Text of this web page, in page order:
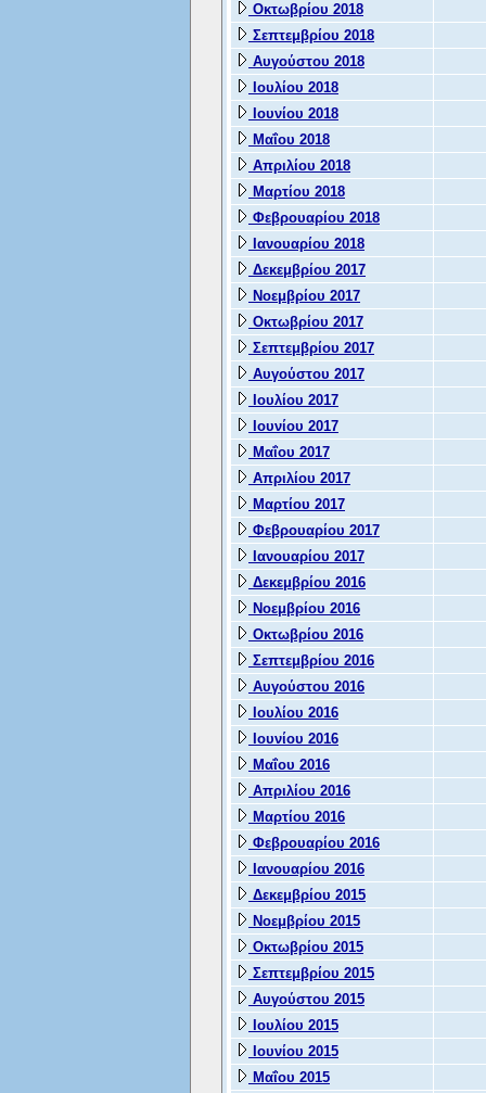
Οκτωβρίου 2018
Σεπτεμβρίου 2018
Αυγούστου 2018
Ιουλίου 2018
Ιουνίου 2018
Μαΐου 2018
Απριλίου 2018
Μαρτίου 2018
Φεβρουαρίου 2018
Ιανουαρίου 2018
Δεκεμβρίου 2017
Νοεμβρίου 2017
Οκτωβρίου 2017
Σεπτεμβρίου 2017
Αυγούστου 2017
Ιουλίου 2017
Ιουνίου 2017
Μαΐου 2017
Απριλίου 2017
Μαρτίου 2017
Φεβρουαρίου 2017
Ιανουαρίου 2017
Δεκεμβρίου 2016
Νοεμβρίου 2016
Οκτωβρίου 2016
Σεπτεμβρίου 2016
Αυγούστου 2016
Ιουλίου 2016
Ιουνίου 2016
Μαΐου 2016
Απριλίου 2016
Μαρτίου 2016
Φεβρουαρίου 2016
Ιανουαρίου 2016
Δεκεμβρίου 2015
Νοεμβρίου 2015
Οκτωβρίου 2015
Σεπτεμβρίου 2015
Αυγούστου 2015
Ιουλίου 2015
Ιουνίου 2015
Μαΐου 2015